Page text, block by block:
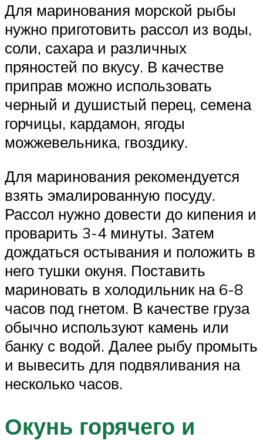
Для маринования морской рыбы
нужно приготовить рассол из воды,
соли, сахара и различных
пряностей по вкусу. В качестве
приправ можно использовать
черный и душистый перец, семена
горчицы, кардамон, ягоды
можжевельника, гвоздику.
Для маринования рекомендуется
взять эмалированную посуду.
Рассол нужно довести до кипения и
проварить 3-4 минуты. Затем
дождаться остывания и положить в
него тушки окуня. Поставить
мариновать в холодильник на 6-8
часов под гнетом. В качестве груза
обычно используют камень или
банку с водой. Далее рыбу промыть
и вывесить для подвяливания на
несколько часов.
Окунь горячего и